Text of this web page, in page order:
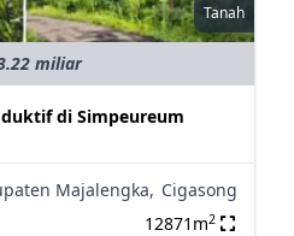
Tanah
miliar
di Simpeureum
Majalengka, Cigasong
12871m2